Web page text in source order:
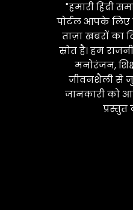
"हमारी हिंदी
पोर्टल आपके
ताज़ा खबरों का
स्रोत है। हम
मनोरंजन,
जीवनशैली से
जानकारी को
प्रस्तुत